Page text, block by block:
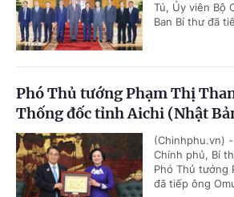
Tú, Ủy viên Bộ
Ban Bí thư đã
Phó Thủ tướng Phạm Thị
Thống đốc tỉnh Aichi (Nhật
(Chinhphu.vn)
Chính phủ, Bí
Phó Thủ tướng
đã tiếp ông